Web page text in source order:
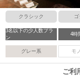
クラシック
3名以下の少人数プラ
ン
4時
グレー系 モ
ご利